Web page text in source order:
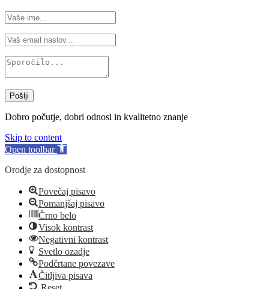
Pošlji
Dobro počutje, dobri odnosi in kvalitetno znanje
Skip to content
Open toolbar
Orodje za dostopnost
Povečaj pisavo
Pomanjšaj pisavo
Črno belo
Visok kontrast
Negativni kontrast
Svetlo ozadje
Podčrtane povezave
Čitljiva pisava